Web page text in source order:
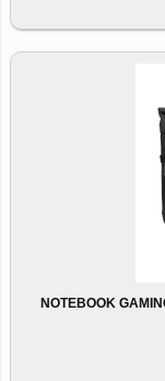
NOTEBOOK